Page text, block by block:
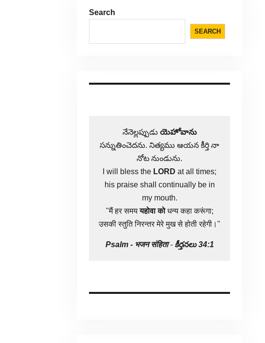
Search
SEARCH
నేనెల్లప్పుడు యెహోవాను
సన్నుతించెదను. నిత్యము ఆయన కీర్తి నా
నోట నుండును.
I will bless the LORD at all times;
his praise shall continually be in
my mouth.
"मैं हर समययहोवा कोधन्य कहा करूंगा;
उसकी स्तुति निरन्तर मेरे मुख से होती रहेगी।"
Psalm - भजन संहिता- కీర్తనలు 34:1